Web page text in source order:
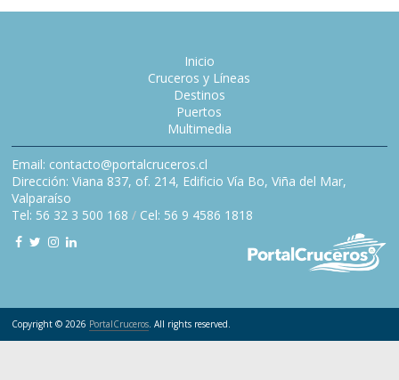
Inicio
Cruceros y Líneas
Destinos
Puertos
Multimedia
Email: contacto@portalcruceros.cl
Dirección: Viana 837, of. 214, Edificio Vía Bo, Viña del Mar,
Valparaíso
Tel: 56 32 3 500 168 / Cel: 56 9 4586 1818
Copyright © 2026 PortalCruceros. All rights reserved.